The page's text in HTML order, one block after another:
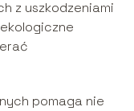
z uszkodzeniami
pomaga nie